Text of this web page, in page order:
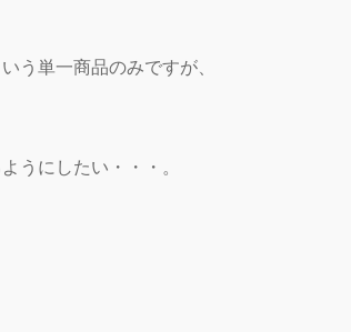
う単一商品のみですが、
うにしたい・・・。